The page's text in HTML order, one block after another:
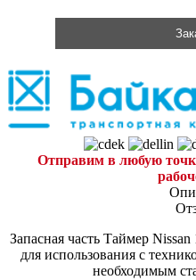
Отправим в любую
Запасная часть Таймер
для использования с
необходимым